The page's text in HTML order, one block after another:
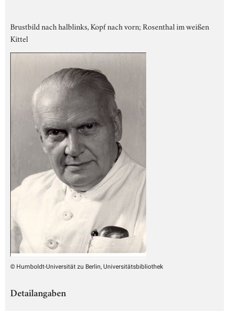
Brustbild nach halblinks, Kopf nach vorn; Rosenthal im weißen
Kittel
© Humboldt-Universität zu Berlin, Universitätsbibliothek
Detailangaben